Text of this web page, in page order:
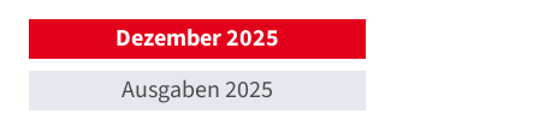
Dezember 2025
Ausgaben 2025